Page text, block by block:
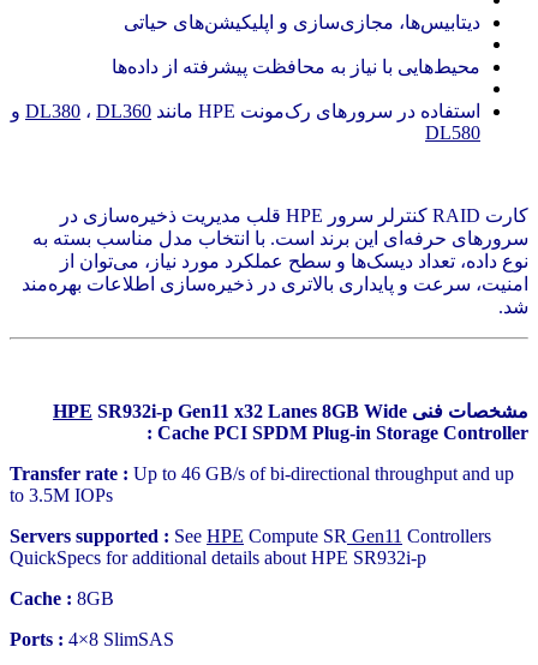
دیتابیس‌ها، مجازی‌سازی و اپلیکیشن‌های حیاتی
محیط‌هایی با نیاز به محافظت پیشرفته از داده‌ها
استفاده در سرورهای رک‌مونت HPE مانند DL380 ، DL360
و
DL580
کارت RAID کنترلر سرور HPE قلب مدیریت ذخیره‌سازی در
سرورهای حرفه‌ای این برند است. با انتخاب مدل مناسب بسته به
نوع داده، تعداد دیسک‌ها و سطح عملکرد مورد نیاز، می‌توان از
امنیت، سرعت و پایداری بالاتری در ذخیره‌سازی اطلاعات بهره‌مند
شد.
مشخصات فنی HPE SR932i‑p Gen11 x32 Lanes 8GB Wide
Cache PCI SPDM Plug‑in Storage Controller :
Transfer rate : Up to 46 GB/s of bi-directional throughput and up
to 3.5M IOPs
Servers supported : See HPE Compute SR Gen11 Controllers
QuickSpecs for additional details about HPE SR932i-p
Cache : 8GB
Ports : 4×8 SlimSAS